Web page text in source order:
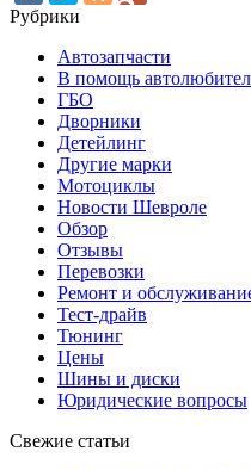
Рубрики
Автозапчасти
В помощь
ГБО
Дворники
Детейлинг
Другие марки
Мотоциклы
Новости Шевроле
Обзор
Отзывы
Перевозки
Ремонт и
Тест-драйв
Тюнинг
Цены
Шины и диски
Юридические вопросы
Свежие статьи